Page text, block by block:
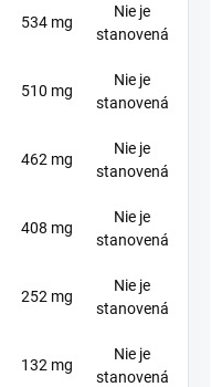
534 mg
Nie je
stanovená
510 mg
Nie je
stanovená
462 mg
Nie je
stanovená
408 mg
Nie je
stanovená
252 mg
Nie je
stanovená
132 mg
Nie je
stanovená